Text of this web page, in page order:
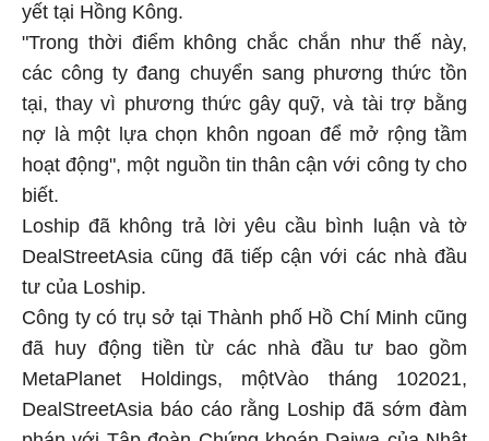
yết tại Hồng Kông.
"Trong thời điểm không chắc chắn như thế này,
các công ty đang chuyển sang phương thức tồn
tại, thay vì phương thức gây quỹ, và tài trợ bằng
nợ là một lựa chọn khôn ngoan để mở rộng tầm
hoạt động", một nguồn tin thân cận với công ty cho
biết.
Loship đã không trả lời yêu cầu bình luận và tờ
DealStreetAsia cũng đã tiếp cận với các nhà đầu
tư của Loship.
Công ty có trụ sở tại Thành phố Hồ Chí Minh cũng
đã huy động tiền từ các nhà đầu tư bao gồm
MetaPlanet Holdings, mộtVào tháng 102021,
DealStreetAsia báo cáo rằng Loship đã sớm đàm